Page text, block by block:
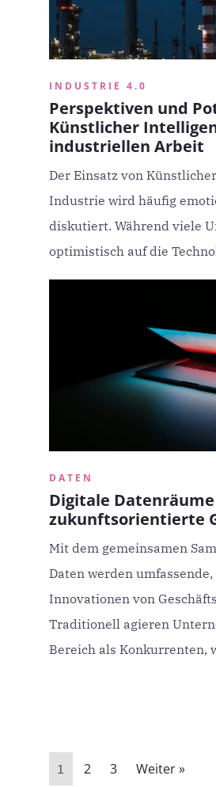
INDUSTRIE 4.0
Perspektiven und
Künstlicher
industriellen Arbeit
Der Einsatz von
Industrie wird häufig
diskutiert. Während viele
optimistisch auf die
DATEN
Digitale
zukunftsorientierte
Mit dem gemeinsamen
Daten werden
Innovationen von
Traditionell agieren
Bereich als Konkurrenten,
1 2 3 Weiter »